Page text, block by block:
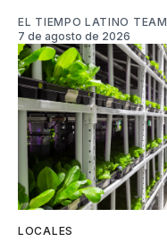
EL TIEMPO LATINO TEAM
7 de agosto de 2026
LOCALES